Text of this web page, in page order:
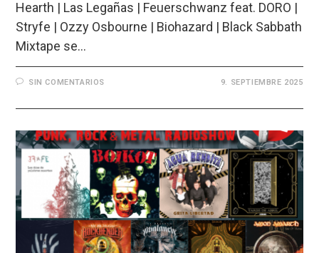
Hearth | Las Legañas | Feuerschwanz feat. DORO |
Stryfe | Ozzy Osbourne | Biohazard | Black Sabbath
Mixtape se…
SIN COMENTARIOS 9. SEPTIEMBRE 2025